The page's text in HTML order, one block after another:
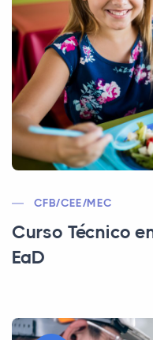
CFB/CEE/MEC
Curso Técnico
EaD